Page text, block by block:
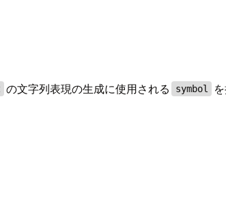
の文字列表現の生成に使用される symbol